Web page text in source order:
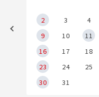
2
3 4
9
10 11
16
17 18
23
24 25
30
31